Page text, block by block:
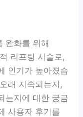
완화를 위해
리프팅 시술로,
인기가 높아졌습
래 지속되는지,
는지에 대한 궁금
사용자 후기를